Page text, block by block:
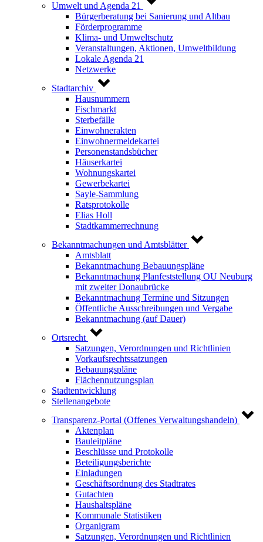
Umwelt und Agenda 21
Bürgerberatung bei Sanierung und Altbau
Förderprogramme
Klima- und Umweltschutz
Veranstaltungen, Aktionen, Umweltbildung
Lokale Agenda 21
Netzwerke
Stadtarchiv
Hausnummern
Fischmarkt
Sterbefälle
Einwohnerakten
Einwohnermeldekartei
Personenstandsbücher
Häuserkartei
Wohnungskartei
Gewerbekartei
Sayle-Sammlung
Ratsprotokolle
Elias Holl
Stadtkammerrechnung
Bekanntmachungen und Amtsblätter
Amtsblatt
Bekanntmachung Bebauungspläne
Bekanntmachung Planfeststellung OU Neuburg
mit zweiter Donaubrücke
Bekanntmachung Termine und Sitzungen
Öffentliche Ausschreibungen und Vergabe
Bekanntmachung (auf Dauer)
Ortsrecht
Satzungen, Verordnungen und Richtlinien
Vorkaufsrechtssatzungen
Bebauungspläne
Flächennutzungsplan
Stadtentwicklung
Stellenangebote
Transparenz-Portal (Offenes Verwaltungshandeln)
Aktenplan
Bauleitpläne
Beschlüsse und Protokolle
Beteiligungsberichte
Einladungen
Geschäftsordnung des Stadtrates
Gutachten
Haushaltspläne
Kommunale Statistiken
Organigram
Satzungen, Verordnungen und Richtlinien